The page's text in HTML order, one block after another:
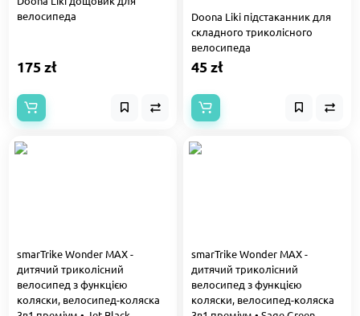
велосипеда
175 zł
Doona Liki підстаканник для
складного триколісного
велосипеда
45 zł
smarTrike Wonder MAX -
дитячий триколісний
велосипед з функцією
коляски, велосипед-коляска
smarTrike Wonder MAX -
дитячий триколісний
велосипед з функцією
коляски, велосипед-коляска